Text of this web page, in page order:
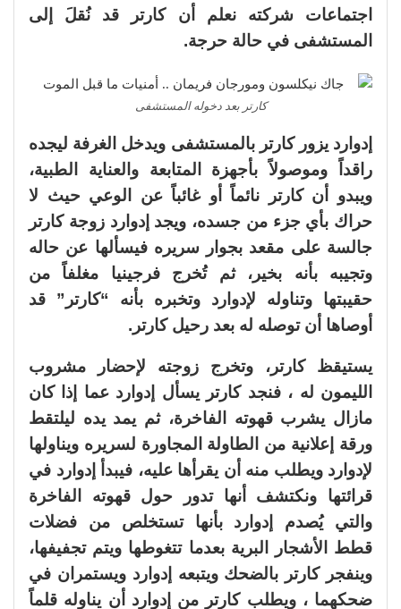
اجتماعات شركته نعلم أن كارتر قد نُقلَ إلى
المستشفى في حالة حرجة.
كارتر بعد دخوله المستشفى
إدوارد يزور كارتر بالمستشفى ويدخل الغرفة ليجده
راقداً وموصولاً بأجهزة المتابعة والعناية الطبية،
ويبدو أن كارتر نائماً أو غائباً عن الوعي حيث لا
حراك بأي جزء من جسده، ويجد إدوارد زوجة كارتر
جالسة على مقعد بجوار سريره فيسألها عن حاله
وتجيبه بأنه بخير، ثم تُخرج فرجينيا مغلفاً من
حقيبتها وتناوله لإدوارد وتخبره بأنه “كارتر” قد
أوصاها أن توصله له بعد رحيل كارتر.
يستيقظ كارتر، وتخرج زوجته لإحضار مشروب
الليمون له ، فنجد كارتر يسأل إدوارد عما إذا كان
مازال يشرب قهوته الفاخرة، ثم يمد يده ليلتقط
ورقة إعلانية من الطاولة المجاورة لسريره ويناولها
لإدوارد ويطلب منه أن يقرأها عليه، فيبدأ إدوارد في
قرائتها ونكتشف أنها تدور حول قهوته الفاخرة
والتي يُصدم إدوارد بأنها تستخلص من فضلات
قطط الأشجار البرية بعدما تتغوطها ويتم تجفيفها،
وينفجر كارتر بالضحك ويتبعه إدوارد ويستمران في
ضحكهما ، ويطلب كارتر من إدوارد أن يناوله قلماً